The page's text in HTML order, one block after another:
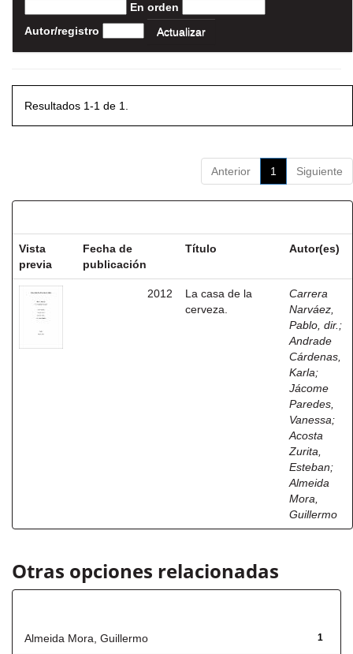
En orden
Autor/registro
Resultados 1-1 de 1.
Anterior 1 Siguiente
Vista
previa
Fecha de
publicación
Título Autor(es)
2012
La casa de la
cerveza.
Carrera
Narváez,
Pablo, dir. ;
Andrade
Cárdenas,
Karla;
Jácome
Paredes,
Vanessa;
Acosta
Zurita,
Esteban;
Almeida
Mora,
Guillermo
Otras opciones relacionadas
1
Almeida Mora, Guillermo